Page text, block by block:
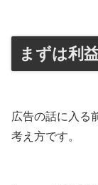
まずは利
広告の話に入る
考え方です。